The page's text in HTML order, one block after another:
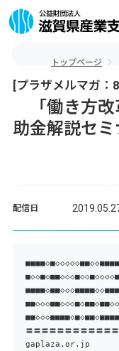
トップページ
[プラザメルマガ：
「働き方改
助金解説セミ
配信日
〓〓〓〓〓〓〓〓〓〓
gaplaza.or.jp